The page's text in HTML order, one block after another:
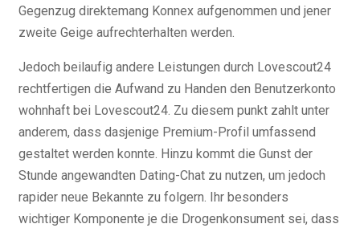
Gegenzug direktemang Konnex aufgenommen und jener
zweite Geige aufrechterhalten werden.
Jedoch beilaufig andere Leistungen durch Lovescout24
rechtfertigen die Aufwand zu Handen den Benutzerkonto
wohnhaft bei Lovescout24. Zu diesem punkt zahlt unter
anderem, dass dasjenige Premium-Profil umfassend
gestaltet werden konnte. Hinzu kommt die Gunst der
Stunde angewandten Dating-Chat zu nutzen, um jedoch
rapider neue Bekannte zu folgern. Ihr besonders
wichtiger Komponente je die Drogenkonsument sei, dass